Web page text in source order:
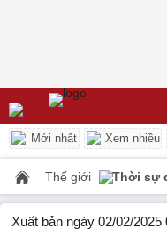
Mới nhất Xem nhiều
Thế giới Thời sự
Xuất bản ngày 02/02/2025